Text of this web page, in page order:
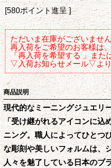
[580ポイント進呈 ]
ただいま在庫がございませ
再入荷をご希望のお客様は
「再入荷を希望する 」また
▽入荷お知らせメール▽よ
商品説明
現代的なミーニングジュエリ
「受け継がれるアイコンに込
ニング。職人によってひとつ
な彫刻や美しいフォルムは、
人々を魅了している日本のブ